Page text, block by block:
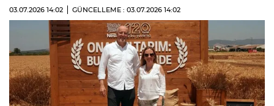
03.07.2026 14:02 GÜNCELLEME : 03.07.2026 14:02